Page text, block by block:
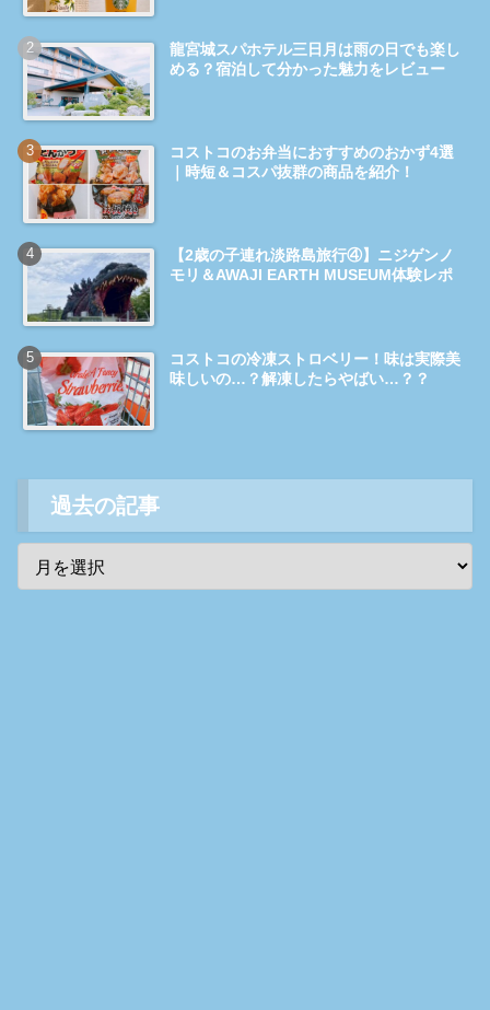
龍宮城スパホテル三日月は雨の日でも楽し
める？宿泊して分かった魅力をレビュー
コストコのお弁当におすすめのおかず4選
｜時短＆コスパ抜群の商品を紹介！
【2歳の子連れ淡路島旅行④】ニジゲンノ
モリ＆AWAJI EARTH MUSEUM体験レポ
コストコの冷凍ストロベリー！味は実際美
味しいの…？解凍したらやばい…？？
過去の記事